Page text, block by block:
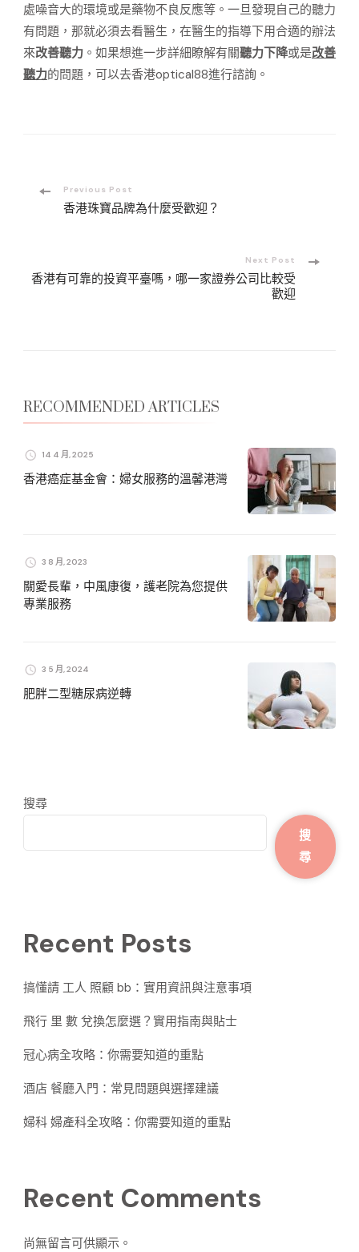
處噪音大的環境或是藥物不良反應等。一旦發現自己的聽力
有問題，那就必須去看醫生，在醫生的指導下用合適的辦法
來改善聽力 。如果想進一步詳細瞭解有關聽力下降或是改善
聽力的問題，可以去香港optical88進行諮詢。
PostPrevious Post
香港珠寶品牌為什麼受歡迎？
Next Post
香港有可靠的投資平臺嗎，哪一家證券公司比較受
歡迎
RECOMMENDED ARTICLES
14 4 月, 2025
香港癌症基金會：婦女服務的溫馨港灣
3 8 月, 2023
關愛長輩，中風康復，護老院為您提供
專業服務
3 5 月, 2024
肥胖二型糖尿病逆轉
搜尋
搜
尋
Recent Posts
搞懂請 工人 照顧 bb：實用資訊與注意事項
飛行 里 數 兌換怎麼選？實用指南與貼士
冠心病全攻略：你需要知道的重點
酒店 餐廳入門：常見問題與選擇建議
婦科 婦產科全攻略：你需要知道的重點
Recent Comments
尚無留言可供顯示。